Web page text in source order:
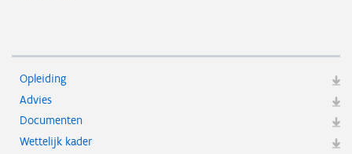
Opleiding
Advies
Documenten
Wettelijk kader